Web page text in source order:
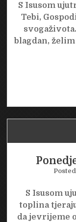
S Isusom
Tebi,
blagdan,
S Isusom
toplina
da jevrijeme